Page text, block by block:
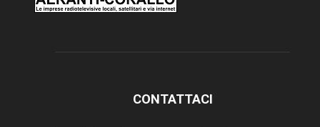
CONTATTACI